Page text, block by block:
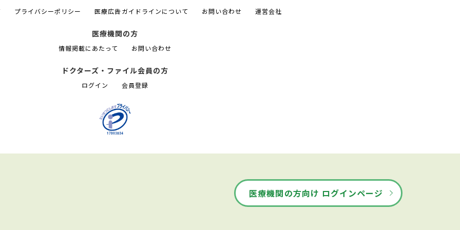
プライバシーポリシー 医療広告ガイドラインについて お問い合わせ 運営会社
医療機関の方
情報掲載にあたって お問い合わせ
ドクターズ・ファイル会員の方
ログイン 会員登録
医療機関の方向け ログインページ